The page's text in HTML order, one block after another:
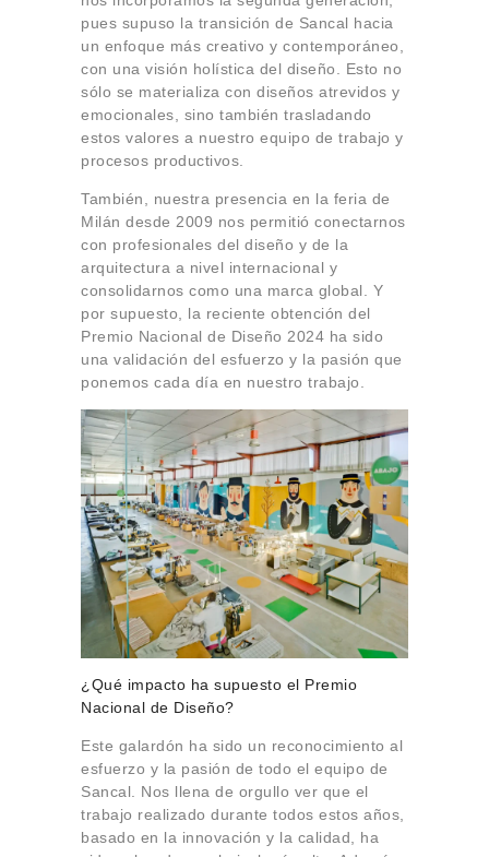
pues supuso la transición de Sancal hacia
un enfoque más creativo y contemporáneo,
con una visión holística del diseño. Esto no
sólo se materializa con diseños atrevidos y
emocionales, sino también trasladando
estos valores a nuestro equipo de trabajo y
procesos productivos.
También, nuestra presencia en la feria de
Milán desde 2009 nos permitió conectarnos
con profesionales del diseño y de la
arquitectura a nivel internacional y
consolidarnos como una marca global. Y
por supuesto, la reciente obtención del
Premio Nacional de Diseño 2024 ha sido
una validación del esfuerzo y la pasión que
ponemos cada día en nuestro trabajo.
¿Qué impacto ha supuesto el Premio
Nacional de Diseño?
Este galardón ha sido un reconocimiento al
esfuerzo y la pasión de todo el equipo de
Sancal. Nos llena de orgullo ver que el
trabajo realizado durante todos estos años,
basado en la innovación y la calidad, ha